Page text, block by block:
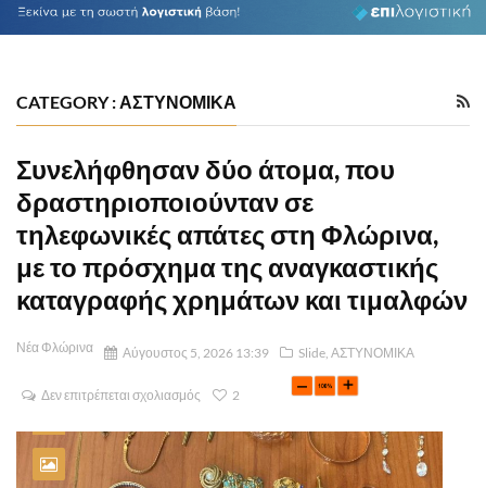
CATEGORY : ΑΣΤΥΝΟΜΙΚΑ
Συνελήφθησαν δύο άτομα, που
δραστηριοποιούνταν σε
τηλεφωνικές απάτες στη Φλώρινα,
με το πρόσχημα της αναγκαστικής
καταγραφής χρημάτων και τιμαλφών
Νέα Φλώρινα Αύγουστος 5, 2026 13:39 Slide, ΑΣΤΥΝΟΜΙΚΑ
Δεν επιτρέπεται σχολιασμός 2